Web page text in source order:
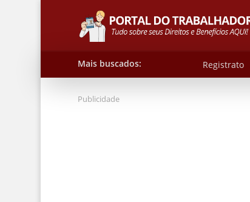
Mais buscados: Registrato
Publicidade